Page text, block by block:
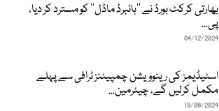
بھارتی کرکٹ بورڈ نے ’’ہائبرڈ ماڈل‘‘ کو مسترد کر دیا،
پی...
04/12/2024
اسٹیڈیمز کی رینوویشن چمپیئنز ٹرافی سے پہلے
مکمل کرلیں گے، چیئرمین...
19/08/2024